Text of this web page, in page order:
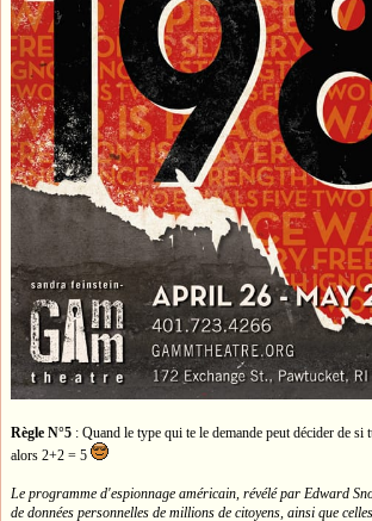
Règle N°5 : Quand le type qui te le demande peut décider de si
alors 2+2 = 5
Le programme d'espionnage américain, révélé par Edward
de données personnelles de millions de citoyens, ainsi que